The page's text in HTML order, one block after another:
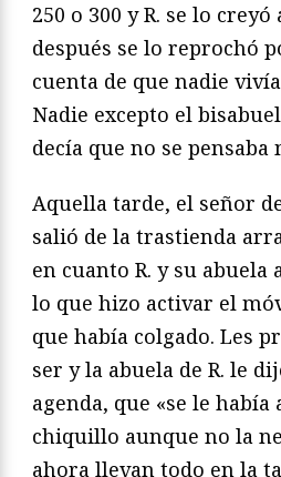
250 o 300 y R. se lo
después se lo reprochó
cuenta de que nadie
Nadie excepto el
decía que no se
Aquella tarde, el señor
salió de la trastienda
en cuanto R. y su
lo que hizo activar el
que había colgado. Les
ser y la abuela de R. le
agenda, que «se le había
chiquillo aunque no la
ahora llevan todo en la